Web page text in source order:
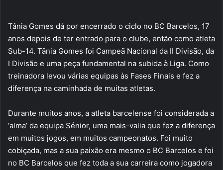
Tânia Gomes dá por encerrado o ciclo no BC Barcelos, 17
anos depois de ter entrado para o clube, então como atleta
Sub-14. Tânia Gomes foi Campeã Nacional da II Divisão, da
I Divisão e uma peça fundamental na subida à Liga. Como
treinadora levou várias equipas às Fases Finais e fez a
diferença na caminhada de muitas atletas.
Durante muitos anos, a atleta barcelense foi considerada a
‘alma’ da equipa Sénior, uma mais-valia que fez a diferença
em muitos jogos, em muitos campeonatos. Foi muito
cobiçada, mas a sua paixão era mesmo o BC Barcelos e foi
no BC Barcelos que fez toda a sua carreira como jogadora